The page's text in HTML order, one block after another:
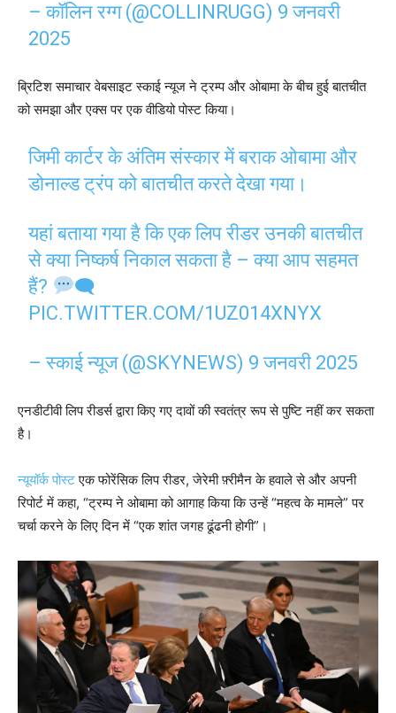
– कॉलिन रग्ग (@COLLINRUGG) 9 जनवरी
2025
ब्रिटिश समाचार वेबसाइट स्काई न्यूज ने ट्रम्प और ओबामा के बीच हुई बातचीत
को समझा और एक्स पर एक वीडियो पोस्ट किया।
जिमी कार्टर के अंतिम संस्कार में बराक ओबामा और
डोनाल्ड ट्रंप को बातचीत करते देखा गया।
यहां बताया गया है कि एक लिप रीडर उनकी बातचीत
से क्या निष्कर्ष निकाल सकता है – क्या आप सहमत
हैं?
🗨
PIC.TWITTER.COM/1UZ014XNYX
– स्काई न्यूज (@SKYNEWS) 9 जनवरी 2025
एनडीटीवी लिप रीडर्स द्वारा किए गए दावों की स्वतंत्र रूप से पुष्टि नहीं कर सकता
है।
न्यूयॉर्क पोस्टएक फोरेंसिक लिप रीडर, जेरेमी फ़्रीमैन के हवाले से और अपनी
रिपोर्ट में कहा, “ट्रम्प ने ओबामा को आगाह किया कि उन्हें “महत्व के मामले” पर
चर्चा करने के लिए दिन में “एक शांत जगह ढूंढनी होगी”।